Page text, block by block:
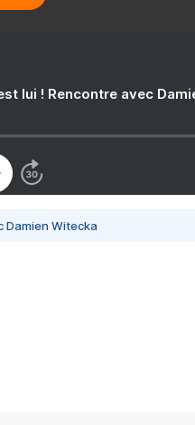
lui ! Rencontre avec
Damien Witecka